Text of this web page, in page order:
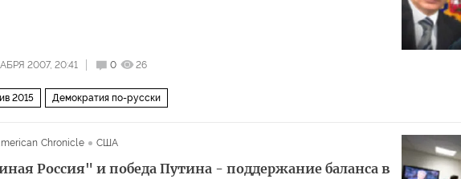
2007, 20:41 0 26
2015 Демократия по-русски
Chronicle США
Россия" и победа Путина - поддержание баланса в